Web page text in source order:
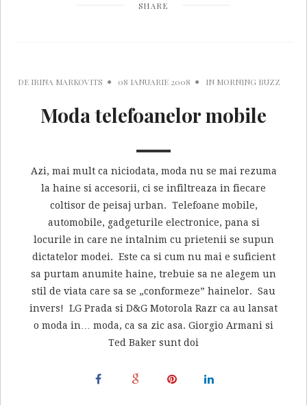
SHARE
DE IRINA MARKOVITS 08 IANUARIE 2008 IN MORNING BUZZ
Moda telefoanelor mobile
Azi, mai mult ca niciodata, moda nu se mai rezuma
la haine si accesorii, ci se infiltreaza in fiecare
coltisor de peisaj urban. Telefoane mobile,
automobile, gadgeturile electronice, pana si
locurile in care ne intalnim cu prietenii se supun
dictatelor modei. Este ca si cum nu mai e suficient
sa purtam anumite haine, trebuie sa ne alegem un
stil de viata care sa se „conformeze” hainelor. Sau
invers! LG Prada si D&G Motorola Razr ca au lansat
o moda in… moda, ca sa zic asa. Giorgio Armani si
Ted Baker sunt doi